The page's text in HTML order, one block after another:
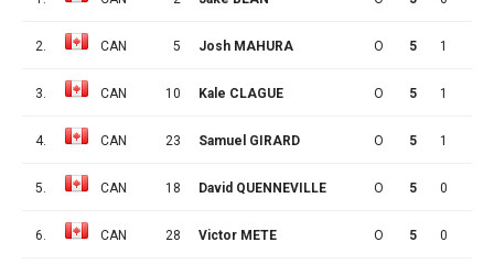
2. CAN 5 Josh MAHURA O 5 1
3. CAN 10 Kale CLAGUE O 5 1
4. CAN 23 Samuel GIRARD O 5 1
5. CAN 18 David QUENNEVILLE O 5 0
6. CAN 28 Victor METE O 5 0